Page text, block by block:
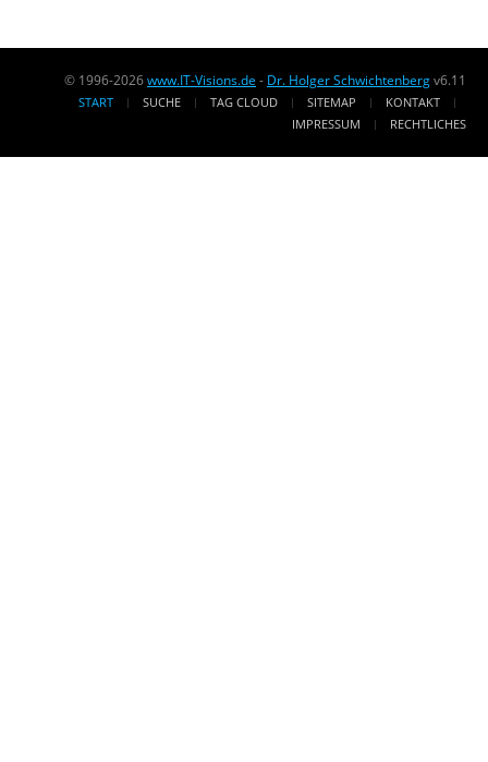
© 1996-2026www.IT-Visions.de - Dr. Holger Schwichtenbergv6.11
START SUCHE TAG CLOUD SITEMAP
KONTAKT
IMPRESSUM
RECHTLICHES